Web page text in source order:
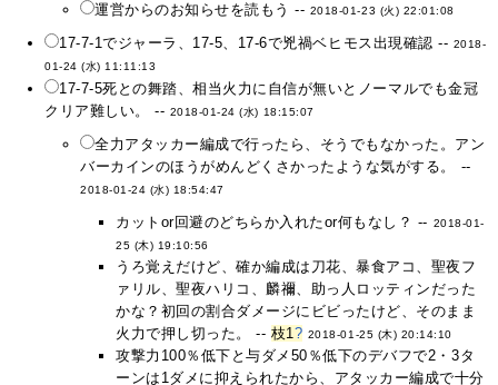
運営からのお知らせを読もう -- 2018-01-23 (火) 22:01:08
17-7-1でジャーラ、17-5、17-6で兇禍ベヒモス出現確認 -- 2018-
01-24 (水) 11:11:13
17-7-5死との舞踏、相当火力に自信が無いとノーマルでも金冠
クリア難しい。 -- 2018-01-24 (水) 18:15:07
全力アタッカー編成で行ったら、そうでもなかった。アン
バーカインのほうがめんどくさかったような気がする。 --
2018-01-24 (水) 18:54:47
カットor回避のどちらか入れたor何もなし？ -- 2018-01-
25 (木) 19:10:56
うろ覚えだけど、確か編成は刀花、暴食アコ、聖夜フ
ァリル、聖夜ハリコ、麟禰、助っ人ロッティンだった
かな？初回の割合ダメージにビビったけど、そのまま
火力で押し切った。 -- 枝1 ? 2018-01-25 (木) 20:14:10
攻撃力100％低下と与ダメ50％低下のデバフで2・3タ
ーンは1ダメに抑えられたから、アタッカー編成で十分